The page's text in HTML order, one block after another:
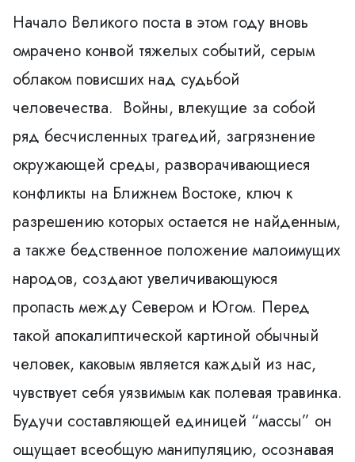
Начало Великого поста в этом году вновь
омрачено конвой тяжелых событий, серым
облаком повисших над судьбой
человечества. Войны, влекущие за собой
ряд бесчисленных трагедий, загрязнение
окружающей среды, разворачивающиеся
конфликты на Ближнем Востоке, ключ к
разрешению которых остается не найденным,
а также бедственное положение малоимущих
народов, создают увеличивающуюся
пропасть между Севером и Югом. Перед
такой апокалиптической картиной обычный
человек, каковым является каждый из нас,
чувствует себя уязвимым как полевая травинка.
Будучи составляющей единицей “массы” он
ощущает всеобщую манипуляцию, осознавая